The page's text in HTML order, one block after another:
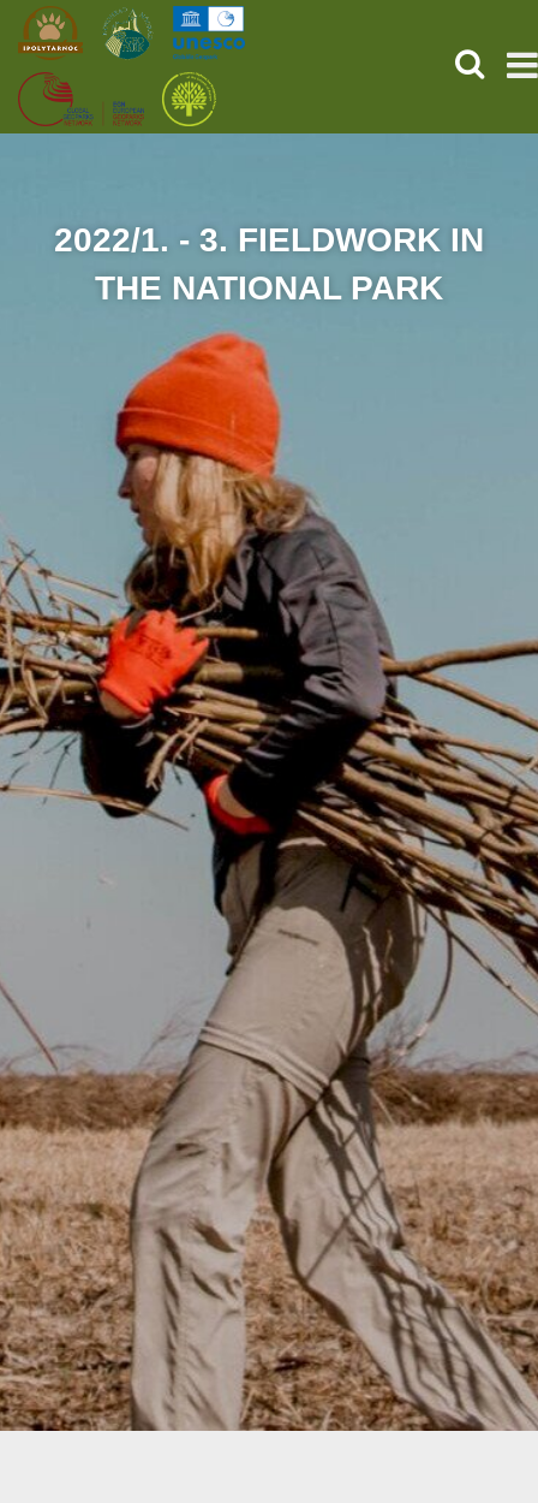
ŐSVILÁGI POMPEJI
SZOLGÁLTATÁSOK
ONLINE JEGYVÁSÁRLÁS
2022/1. - 3. FIELDWORK IN
THE NATIONAL PARK